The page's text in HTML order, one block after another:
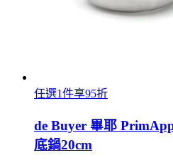
任選1件享95折
de Buyer 畢耶
底鍋20cm